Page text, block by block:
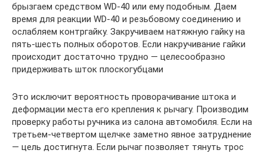
брызгаем средством WD-40 или ему подобным. Даем
время для реакции WD-40 и резьбовому соединению и
ослабляем контргайку. Закручиваем натяжную гайку на
пять-шесть полных оборотов. Если накручивание гайки
происходит достаточно трудно — целесообразно
придерживать шток плоскогубцами
Это исключит вероятность проворачивание штока и
деформации места его крепления к рычагу. Производим
проверку работы ручника из салона автомобиля. Если на
третьем-четвертом щелчке заметно явное затруднение
— цель достигнута. Если рычаг позволяет тянуть трос